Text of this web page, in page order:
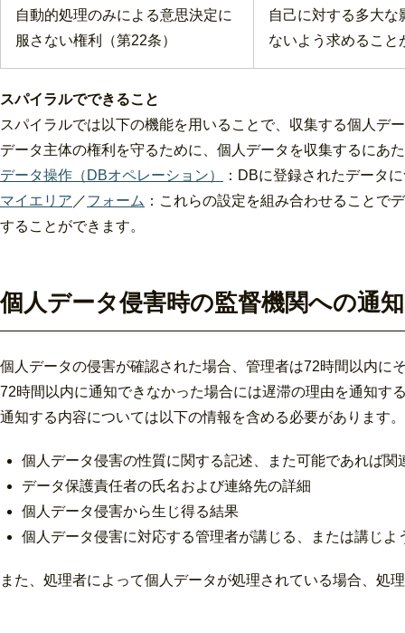
自動的処理のみによる意思決定に
服さない権利（第22条）
自己に対する多大
ないよう求めること
スパイラルでできること
スパイラルでは以下の機能を用いることで、収集する個人デ
データ主体の権利を守るために、個人データを収集するにあ
データ操作（DBオペレーション）
：DBに登録されたデータ
マイエリア ／フォーム ：これらの設定を組み合わせることで
することができます。
個人データ侵害時の監督機関への通知
個人データの侵害が確認された場合、管理者は72時間以内に
72時間以内に通知できなかった場合には遅滞の理由を通知す
通知する内容については以下の情報を含める必要があります。
個人データ侵害の性質に関する記述、また可能であれば
データ保護責任者の氏名および連絡先の詳細
個人データ侵害から生じ得る結果
個人データ侵害に対応する管理者が講じる、または講じよ
また、処理者によって個人データが処理されている場合、処